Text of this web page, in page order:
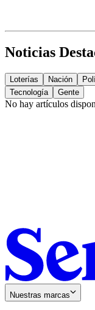
Noticias
Loterías Nación
Tecnología
Gente
No hay artículos
Nuestras marcas